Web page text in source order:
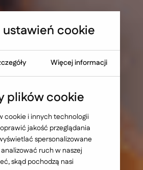
Twojej strony WWW
- serwis
z
cookie
Więcej informacji
plików cookie
cookie i innych technologii
jakość przeglądania
spersonalizowane
ruch w naszej
skąd pochodzą nasi